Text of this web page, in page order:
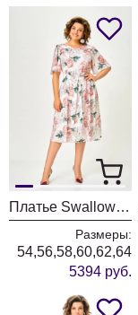
Платье Swallow 827-11 молочный+принт пионы
Размеры:
54,56,58,60,62,64
5394 руб.